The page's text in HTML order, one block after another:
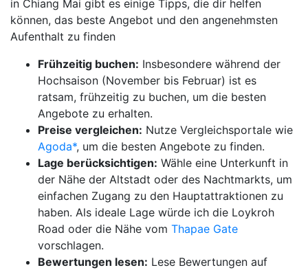
in Chiang Mai gibt es einige Tipps, die dir helfen
können, das beste Angebot und den angenehmsten
Aufenthalt zu finden
Frühzeitig buchen: Insbesondere während der
Hochsaison (November bis Februar) ist es
ratsam, frühzeitig zu buchen, um die besten
Angebote zu erhalten.
Preise vergleichen: Nutze Vergleichsportale wie
Agoda*, um die besten Angebote zu finden.
Lage berücksichtigen: Wähle eine Unterkunft in
der Nähe der Altstadt oder des Nachtmarkts, um
einfachen Zugang zu den Hauptattraktionen zu
haben. Als ideale Lage würde ich die Loykroh
Road oder die Nähe vom Thapae Gate
vorschlagen.
Bewertungen lesen: Lese Bewertungen auf